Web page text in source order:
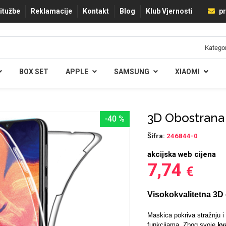
Reklamacije Kontakt Blog Klub Vjernosti
BOX SET APPLE SAMSUNG XIAOMI
-40 % 3D
Šifra: 246844-0
akcijska web cijena
7,74 €
Visokokvalitetna 3D
Maskica pokriva stražnju